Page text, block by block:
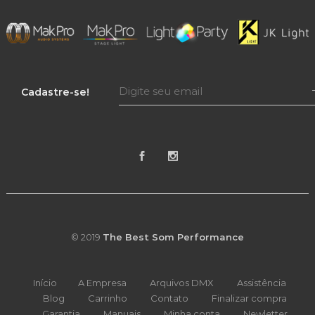
Cadastre-se!
© 2019 The Best Som Performance
Início A Empresa Arquivos DMX
Assistência
Blog
Carrinho Contato
Finalizar compra